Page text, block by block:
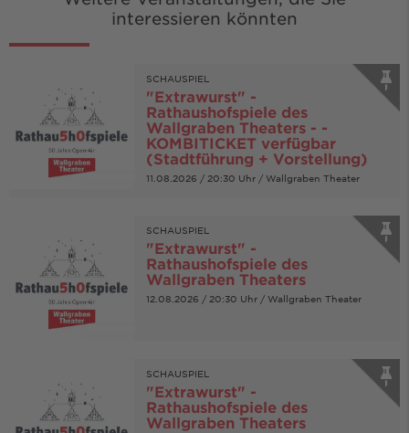
interessieren könnten
SCHAUSPIEL
"Extrawurst" -
Rathaushofspiele des
Wallgraben Theaters - -
KOMBITICKET verfügbar
(Stadtführung + Vorstellung)
11.08.2026 / 20:30 Uhr / Wallgraben Theater
SCHAUSPIEL
"Extrawurst" -
Rathaushofspiele des
Wallgraben Theaters
12.08.2026 / 20:30 Uhr / Wallgraben Theater
SCHAUSPIEL
"Extrawurst" -
Rathaushofspiele des
Wallgraben Theaters